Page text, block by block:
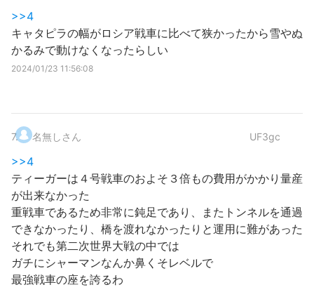
>>4
キャタピラの幅がロシア戦車に比べて狭かったから雪やぬ
かるみで動けなくなったらしい
2024/01/23 11:56:08
7. 名無しさん UF3gc
>>4
ティーガーは４号戦車のおよそ３倍もの費用がかかり量産
が出来なかった
重戦車であるため非常に鈍足であり、またトンネルを通過
できなかったり、橋を渡れなかったりと運用に難があった
それでも第二次世界大戦の中では
ガチにシャーマンなんか鼻くそレベルで
最強戦車の座を誇るわ